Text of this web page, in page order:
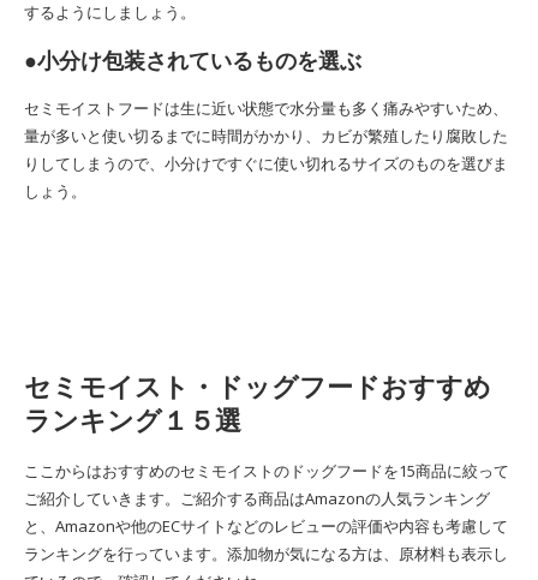
するようにしましょう。
●小分け包装されているものを選ぶ
セミモイストフードは生に近い状態で水分量も多く痛みやすいため、
量が多いと使い切るまでに時間がかかり、カビが繁殖したり腐敗した
りしてしまうので、小分けですぐに使い切れるサイズのものを選びま
しょう。
セミモイスト・ドッグフードおすすめ
ランキング１５選
ここからはおすすめのセミモイストのドッグフードを15商品に絞って
ご紹介していきます。ご紹介する商品はAmazonの人気ランキング
と、Amazonや他のECサイトなどのレビューの評価や内容も考慮して
ランキングを行っています。添加物が気になる方は、原材料も表示し